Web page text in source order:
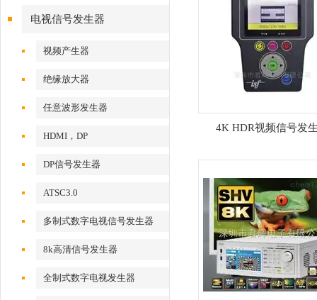
电视信号发生器
视频产生器
绝缘放大器
任意波形发生器
HDMI，DP
DP信号发生器
ATSC3.0
多制式数字电视信号发生器
8k高清信号发生器
全制式数字电视发生器
4K HDR视频信号发